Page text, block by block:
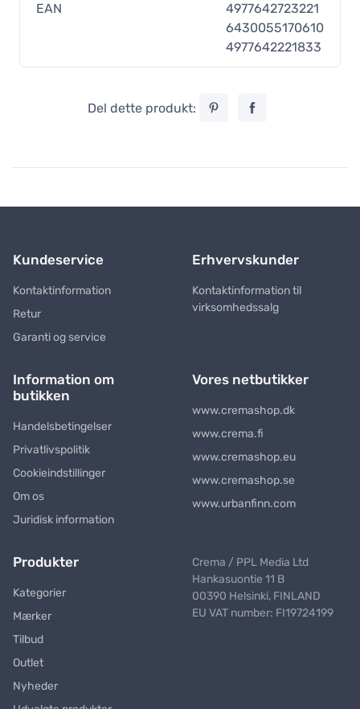
EAN
4977642723221
6430055170610
4977642221833
Del dette produkt:
Kundeservice
Kontaktinformation
Retur
Garanti og service
Erhvervskunder
Kontaktinformation til
virksomhedssalg
Information om
butikken
Handelsbetingelser
Privatlivspolitik
Cookieindstillinger
Om os
Juridisk information
Vores netbutikker
www.cremashop.dk
www.crema.fi
www.cremashop.eu
www.cremashop.se
www.urbanfinn.com
Produkter
Kategorier
Mærker
Tilbud
Outlet
Nyheder
Crema / PPL Media Ltd
Hankasuontie 11 B
00390 Helsinki, FINLAND
EU VAT number: FI19724199